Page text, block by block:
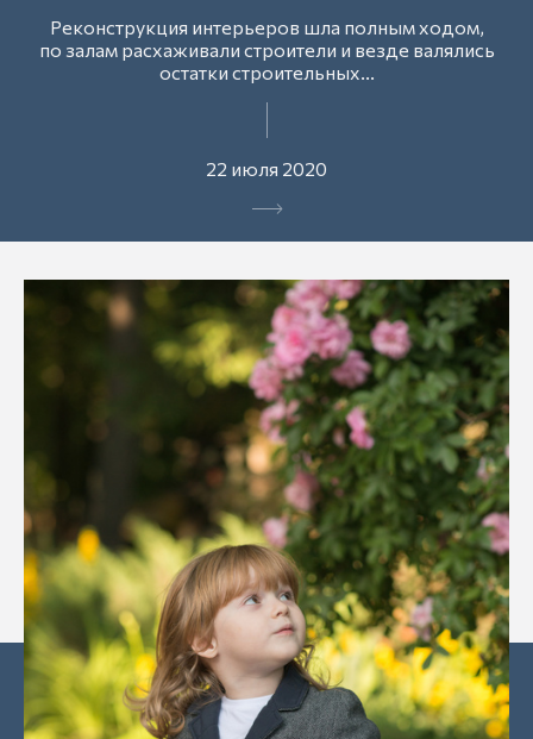
Реконструкция интерьеров шла полным ходом,
по залам расхаживали строители и везде валялись
остатки строительных...
22 июля 2020